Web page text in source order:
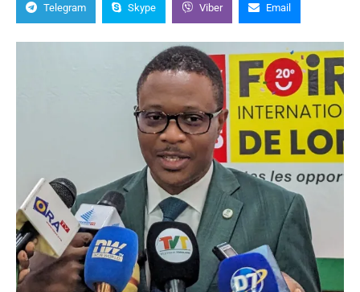
Telegram Skype Viber Email